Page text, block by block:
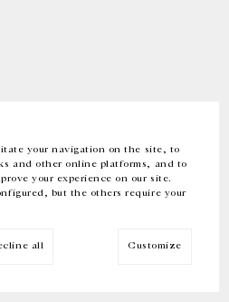
your navigation on the site, to
and other online platforms, and to
your experience on our site.
but the others require your
all Customize